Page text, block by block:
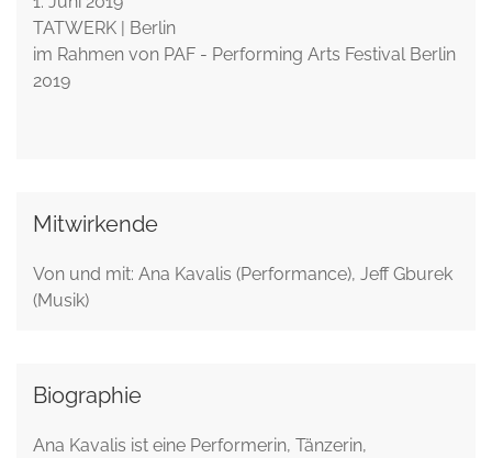
TATWERK | Berlin
im Rahmen von PAF - Performing Arts Festival Berlin
2019
Mitwirkende
Von und mit: Ana Kavalis (Performance), Jeff Gburek
(Musik)
Biographie
Ana Kavalis ist eine Performerin, Tänzerin,